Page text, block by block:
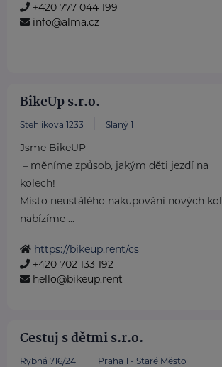
+420 777 044 199
info@alma.cz
BikeUp s.r.o.
Stehlíkova 1233 Slaný 1
Jsme BikeUP
– měníme způsob, jakým děti jezdí na
kolech!
Místo neustálého nakupování nových kol
nabízíme ...
https://bikeup.rent/cs
+420 702 133 192
hello@bikeup.rent
Cestuj s dětmi s.r.o.
Rybná 716/24 Praha 1 - Staré Město